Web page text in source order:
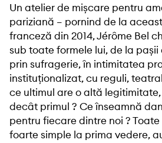
Un atelier de mișcare pentru
pariziană – pornind de la
franceză din 2014, Jérôme Bel
sub toate formele lui, de la
prin sufragerie, în intimitatea
instituționalizat, cu reguli,
ce ultimul are o altă
decât primul ? Ce înseamnă
pentru fiecare dintre noi ?
foarte simple la prima vedere,